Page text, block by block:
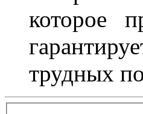
которое
трудных